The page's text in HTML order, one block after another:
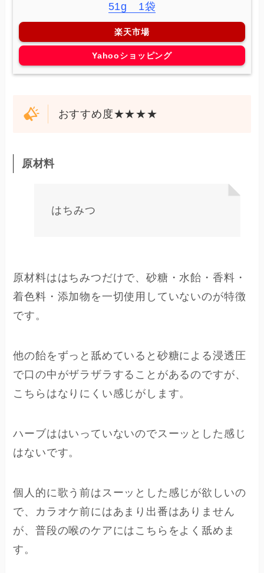
51g 1袋
楽天市場
Yahooショッピング
おすすめ度★★★★
原材料
はちみつ
原材料ははちみつだけで、砂糖・水飴・香料・
着色料・添加物を一切使用していないのが特徴
です。
他の飴をずっと舐めていると砂糖による浸透圧
で口の中がザラザラすることがあるのですが、
こちらはなりにくい感じがします。
ハーブははいっていないのでスーッとした感じ
はないです。
個人的に歌う前はスーッとした感じが欲しいの
で、カラオケ前にはあまり出番はありません
が、普段の喉のケアにはこちらをよく舐めま
す。